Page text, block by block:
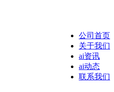
公司首页
关于我们
ai资讯
ai动态
联系我们